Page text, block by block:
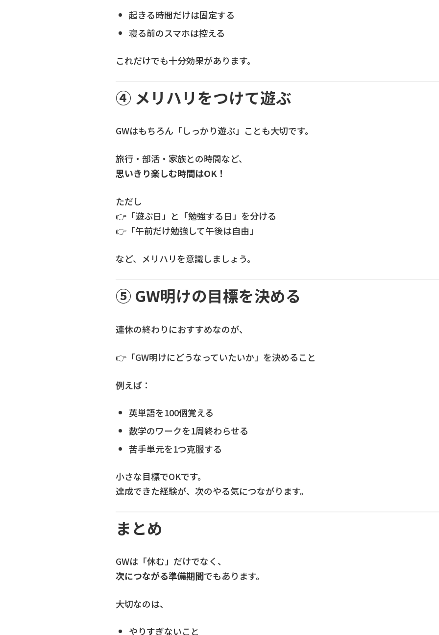
起きる時間だけは固定する
寝る前のスマホは控える
これだけでも十分効果があります。
④ メリハリをつけて遊ぶ
GWはもちろん「しっかり遊ぶ」ことも大切です。
旅行・部活・家族との時間など、
思いきり楽しむ時間はOK！
ただし
👉「遊ぶ日」と「勉強する日」を分ける
👉「午前だけ勉強して午後は自由」
など、メリハリを意識しましょう。
⑤ GW明けの目標を決める
連休の終わりにおすすめなのが、
👉「GW明けにどうなっていたいか」を決めること
例えば：
英単語を100個覚える
数学のワークを1周終わらせる
苦手単元を1つ克服する
小さな目標でOKです。
達成できた経験が、次のやる気につながります。
まとめ
GWは「休む」だけでなく、
次につながる準備期間でもあります。
大切なのは、
やりすぎないこと